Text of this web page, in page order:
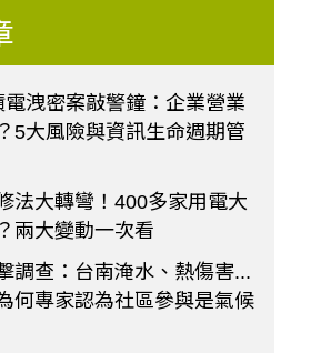
洩密案敲警鐘：企業營業
5大風險與資訊生命週期管
法大轉彎！400多家用電大
兩大變動一次看
調查：台南淹水、熱傷害...
何專家認為社區參與是氣候